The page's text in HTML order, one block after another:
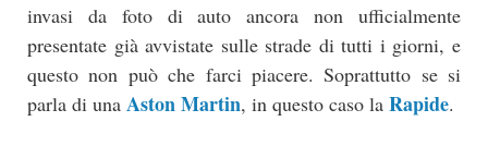
invasi da foto di auto ancora non ufficialmente
presentate già avvistate sulle strade di tutti i giorni, e
questo non può che farci piacere. Soprattutto se si
parla di una Aston Martin, in questo caso la Rapide.